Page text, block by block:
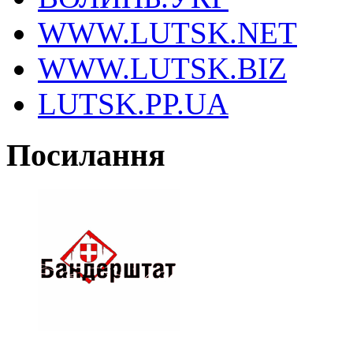
WWW.LUTSK.NET
WWW.LUTSK.BIZ
LUTSK.PP.UA
Посилання